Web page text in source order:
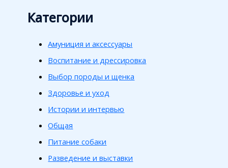
Категории
Амуниция и аксессуары
Воспитание и дрессировка
Выбор породы и щенка
Здоровье и уход
Истории и интервью
Общая
Питание собаки
Разведение и выставки